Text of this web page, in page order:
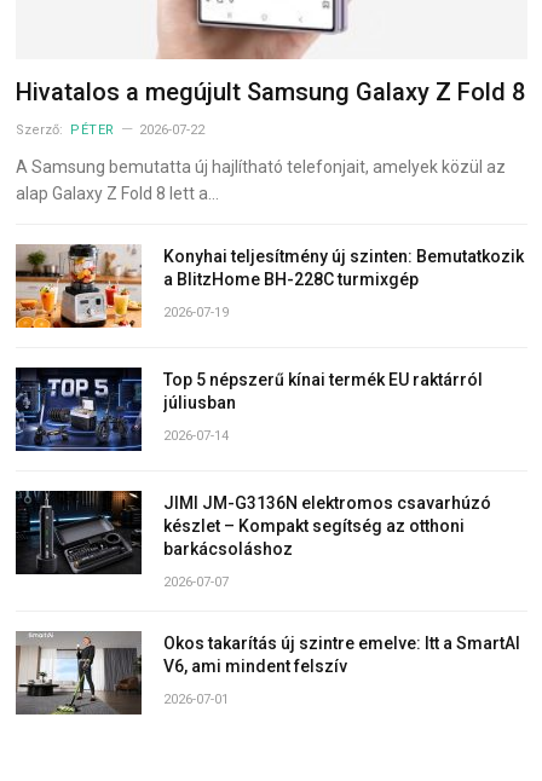
Hivatalos a megújult Samsung Galaxy Z Fold 8
Szerző: PÉTER 2026-07-22
A Samsung bemutatta új hajlítható telefonjait, amelyek közül az
alap Galaxy Z Fold 8 lett a…
Konyhai teljesítmény új szinten: Bemutatkozik
a BlitzHome BH-228C turmixgép
2026-07-19
Top 5 népszerű kínai termék EU raktárról
júliusban
2026-07-14
JIMI JM-G3136N elektromos csavarhúzó
készlet – Kompakt segítség az otthoni
barkácsoláshoz
2026-07-07
Okos takarítás új szintre emelve: Itt a SmartAI
V6, ami mindent felszív
2026-07-01